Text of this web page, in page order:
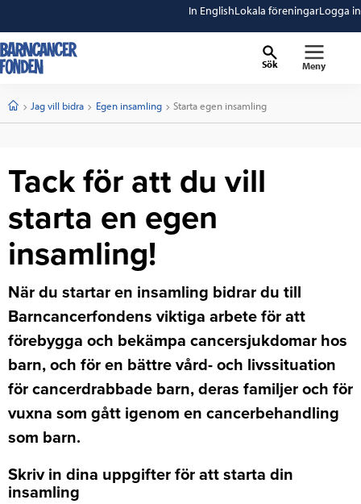
In EnglishLokala föreningarLogga in
Sök Meny
StartJag vill bidra Egen insamling Current:
Starta egen insamling
Tack för att du vill
starta en egen
insamling!
När du startar en insamling bidrar du till
Barncancerfondens viktiga arbete för att
förebygga och bekämpa cancersjukdomar hos
barn, och för en bättre vård- och livssituation
för cancerdrabbade barn, deras familjer och för
vuxna som gått igenom en cancerbehandling
som barn.
Skriv in dina uppgifter för att starta din
insamling